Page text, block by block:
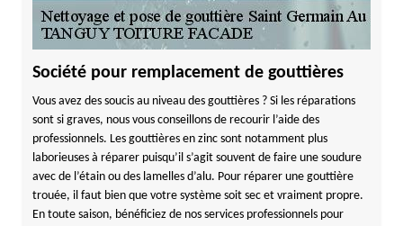
Société pour remplacement de gouttières
Vous avez des soucis au niveau des gouttières ? Si les réparations
sont si graves, nous vous conseillons de recourir l’aide des
professionnels. Les gouttières en zinc sont notamment plus
laborieuses à réparer puisqu’il s’agit souvent de faire une soudure
avec de l’étain ou des lamelles d’alu. Pour réparer une gouttière
trouée, il faut bien que votre système soit sec et vraiment propre.
En toute saison, bénéficiez de nos services professionnels pour